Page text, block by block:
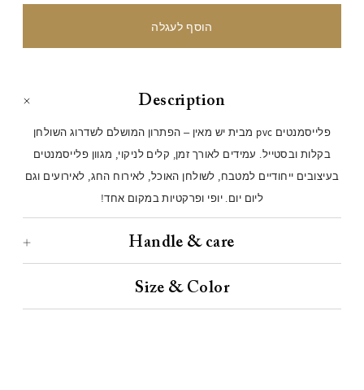
Description
פלייסמנטים pvc מבית יש מאין – הפתרון המושלם לשדרוג השולחן
בקלות ובסטייל. עמידים לאורך זמן, קלים לניקוי, מגוון פלייסמנטים
בעיצובים ייחודיים למטבח, לשולחן האוכל, לאירוח החג, לאירועים וגם
ליום יום. יופי ופרקטיות במקום אחד!
Handle & care
Size & Color